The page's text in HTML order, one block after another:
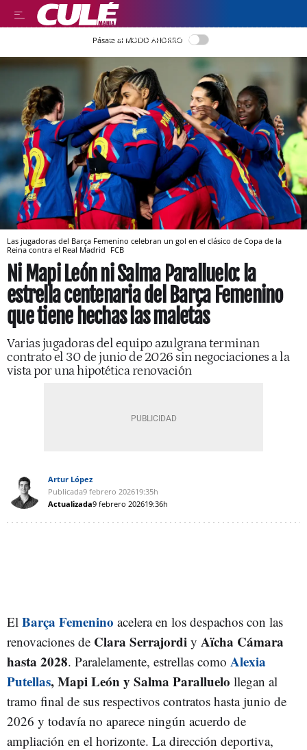
LEER EN CASTELLANO
Pásate al MODO AHORRO
Las jugadoras del Barça Femenino celebran un gol en el clásico de Copa de la
Reina contra el Real Madrid FCB
Ni Mapi León ni Salma Paralluelo: la
estrella centenaria del Barça Femenino
que tiene hechas las maletas
Varias jugadoras del equipo azulgrana terminan
contrato el 30 de junio de 2026 sin negociaciones a la
vista por una hipotética renovación
Artur López
Publicada9 febrero 202619:35h
Actualizada9 febrero 202619:36h
El Barça Femenino acelera en los despachos con las
renovaciones de Clara Serrajordi y Aïcha Cámara
hasta 2028. Paralelamente, estrellas como Alexia
Putellas, Mapi León y Salma Paralluelo llegan al
tramo final de sus respectivos contratos hasta junio de
2026 y todavía no aparece ningún acuerdo de
ampliación en el horizonte. La dirección deportiva,